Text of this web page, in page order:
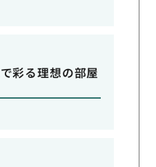
彩る理想の部屋